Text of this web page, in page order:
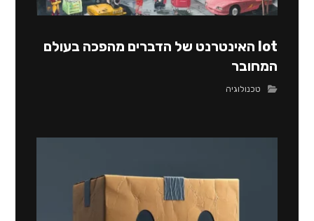
lot האינטרנט של הדברים מהפכה בעולם
המחובר
טכנולוגיה